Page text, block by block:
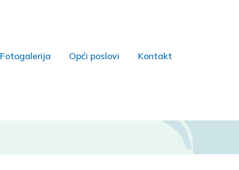
Fotogalerija Opći poslovi Kontakt